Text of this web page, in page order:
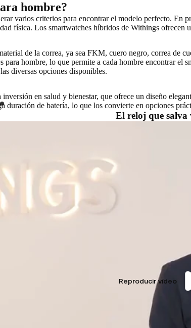
hombre?
varios criterios para encontrar el modelo perfecto. En
física. Los smartwatches híbridos de Withings ofrecen
de la correa, ya sea FKM, cuero negro, correa de
hombre, lo que permite a cada hombre encontrar el
diversas opciones disponibles.
en salud y bienestar, que ofrece un diseño
duración de batería, lo que los convierte en opciones
El reloj que salva
Reproducir vídeo